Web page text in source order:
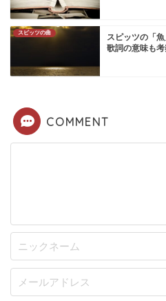
スピッツの曲
スピッツの「
歌詞の意味も
COMMENT